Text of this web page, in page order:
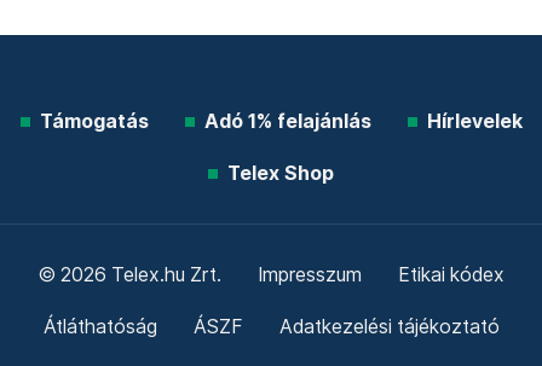
Támogatás Adó 1% felajánlás Hírlevelek
Telex Shop
© 2026 Telex.hu Zrt. Impresszum Etikai kódex
Átláthatóság ÁSZF Adatkezelési tájékoztató